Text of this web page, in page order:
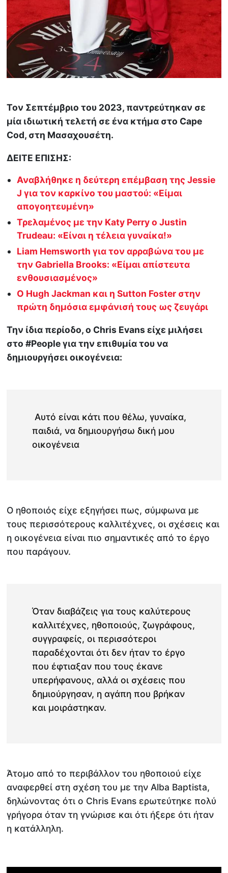
Τον Σεπτέμβριο του 2023, παντρεύτηκαν σε
μία ιδιωτική τελετή σε ένα κτήμα στο Cape
Cod, στη Μασαχουσέτη.
ΔΕΙΤΕ ΕΠΙΣΗΣ:
Αναβλήθηκε η δεύτερη επέμβαση της Jessie
J για τον καρκίνο του μαστού: «Είμαι
απογοητευμένη»
Τρελαμένος με την Κaty Perry ο Justin
Trudeau: «Eίναι η τέλεια γυναίκα!»
Liam Hemsworth για τον αρραβώνα του με
την Gabriella Brooks: «Είμαι απίστευτα
ενθουσιασμένος»
Ο Hugh Jackman και η Sutton Foster στην
πρώτη δημόσια εμφάνισή τους ως ζευγάρι
Την ίδια περίοδο, ο Chris Evans είχε μιλήσει
στο #People για την επιθυμία του να
δημιουργήσει οικογένεια:
Αυτό είναι κάτι που θέλω, γυναίκα,
παιδιά, να δημιουργήσω δική μου
οικογένεια
Ο ηθοποιός είχε εξηγήσει πως, σύμφωνα με
τους περισσότερους καλλιτέχνες, οι σχέσεις και
η οικογένεια είναι πιο σημαντικές από το έργο
που παράγουν.
Όταν διαβάζεις για τους καλύτερους
καλλιτέχνες, ηθοποιούς, ζωγράφους,
συγγραφείς, οι περισσότεροι
παραδέχονται ότι δεν ήταν το έργο
που έφτιαξαν που τους έκανε
υπερήφανους, αλλά οι σχέσεις που
δημιούργησαν, η αγάπη που βρήκαν
και μοιράστηκαν.
Άτομο από το περιβάλλον του ηθοποιού είχε
αναφερθεί στη σχέση του με την Alba Baptista,
δηλώνοντας ότι ο Chris Evans ερωτεύτηκε πολύ
γρήγορα όταν τη γνώρισε και ότι ήξερε ότι ήταν
η κατάλληλη.